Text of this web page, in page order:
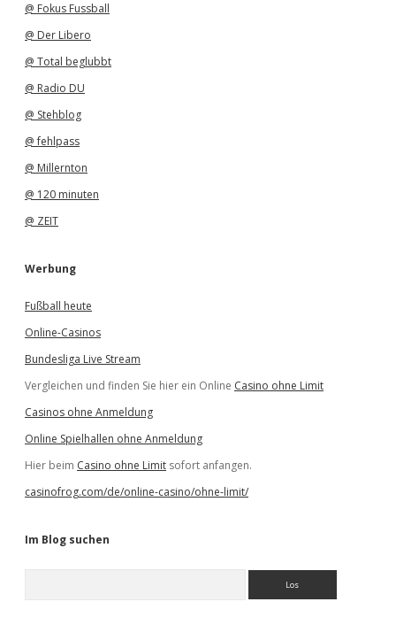
@ Fokus Fussball
@ Der Libero
@ Total beglubbt
@ Radio DU
@ Stehblog
@ fehlpass
@ Millernton
@ 120 minuten
@ ZEIT
Werbung
Fußball heute
Online-Casinos
Bundesliga Live Stream
Vergleichen und finden Sie hier ein Online Casino ohne Limit
Casinos ohne Anmeldung
Online Spielhallen ohne Anmeldung
Hier beim Casino ohne Limit sofort anfangen.
casinofrog.com/de/online-casino/ohne-limit/
Im Blog suchen